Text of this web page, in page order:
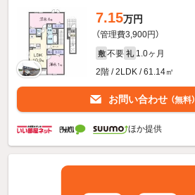
7.15万円
（管理費3,900円）
敷 不要 礼 1.0ヶ月
2階 / 2LDK / 61.14㎡
お問い合わせ （無料）
ほか提供